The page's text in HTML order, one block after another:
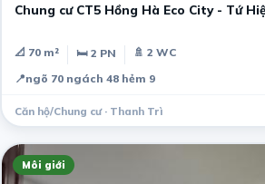
Chung cư CT5 Hồng Hà Eco City - Tứ
📐 70 m² 🛏 2 PN
🚿 2 WC
📍ngõ 70 ngách 48 hẻm 9
Căn hộ/Chung cư · Thanh Trì
Môi giới